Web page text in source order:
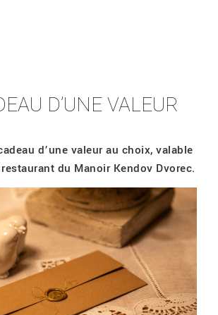
D’UNE VALEUR
d’une valeur au choix, valable
du Manoir Kendov Dvorec.